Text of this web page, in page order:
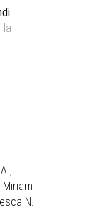
la
Miriam
N.